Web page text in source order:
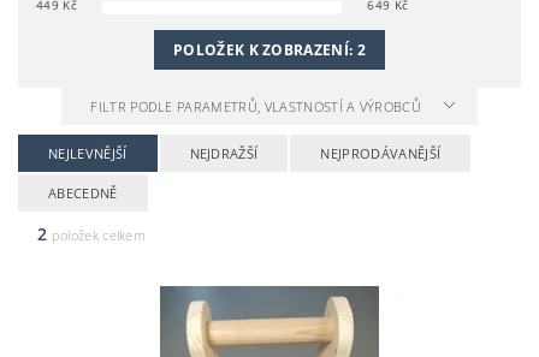
449Kč 649 Kč
POLOŽEK K ZOBRAZENÍ: 2
FILTR PODLE PARAMETRŮ, VLASTNOSTÍ A VÝROBCŮ
NEJLEVNĚJŠÍ NEJDRAŽŠÍ NEJPRODÁVANĚJŠÍ
ABECEDNĚ
2 položek celkem